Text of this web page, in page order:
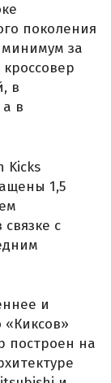
поколения
минимум за
в
в
Kicks
1,5
с
и
построен на